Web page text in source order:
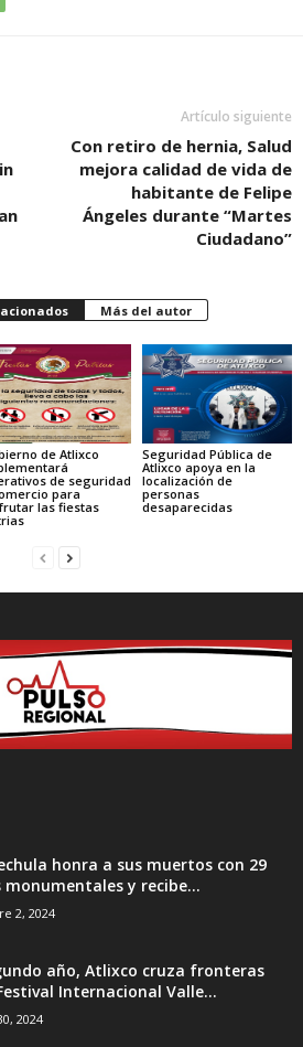
Artículo siguiente
Con retiro de hernia, Salud
mejora calidad de vida de
habitante de Felipe
Ángeles durante “Martes
Ciudadano”
Más del autor
de Atlixco
de seguridad
para
las fiestas
Seguridad Pública de
Atlixco apoya en la
localización de
personas
desaparecidas
honra a sus muertos con 29
y recibe...
2, 2024
año, Atlixco cruza fronteras
Internacional Valle...
2024